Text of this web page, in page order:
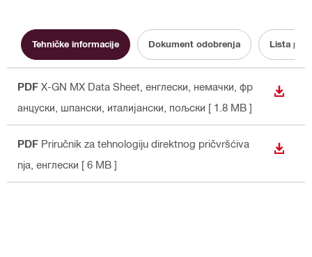
Tehničke informacije Dokument odobrenja Lista
PDF X-GN MX Data Sheet , енглески, немачки, фр
анцуски, шпански, италијански, пољски [ 1.8 MB ]
PDF Priručnik za tehnologiju direktnog pričvršćiva
nja , енглески [ 6 MB ]